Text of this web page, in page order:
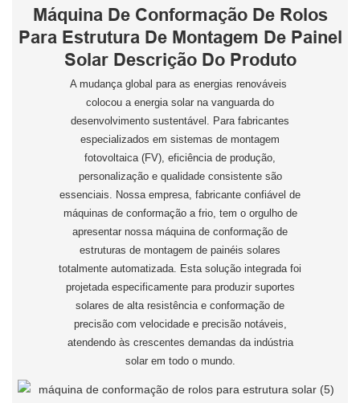
Máquina De Conformação De Rolos
Para Estrutura De Montagem De Painel
Solar Descrição Do Produto
A mudança global para as energias renováveis ​​
colocou a energia solar na vanguarda do
desenvolvimento sustentável. Para fabricantes
especializados em sistemas de montagem
fotovoltaica (FV), eficiência de produção,
personalização e qualidade consistente são
essenciais. Nossa empresa, fabricante confiável de
máquinas de conformação a frio, tem o orgulho de
apresentar nossa máquina de conformação de
estruturas de montagem de painéis solares
totalmente automatizada. Esta solução integrada foi
projetada especificamente para produzir suportes
solares de alta resistência e conformação de
precisão com velocidade e precisão notáveis,
atendendo às crescentes demandas da indústria
solar em todo o mundo.